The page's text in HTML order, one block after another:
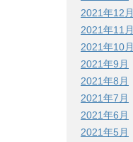
2021年12月
2021年11月
2021年10月
2021年9月
2021年8月
2021年7月
2021年6月
2021年5月